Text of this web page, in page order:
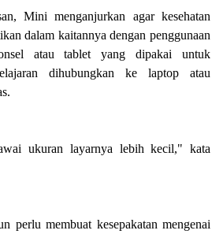
Mini menganjurkan agar kesehatan
dalam kaitannya dengan penggunaan
atau tablet yang dipakai untuk
dihubungkan ke laptop atau
ukuran layarnya lebih kecil," kata
perlu membuat kesepakatan mengenai